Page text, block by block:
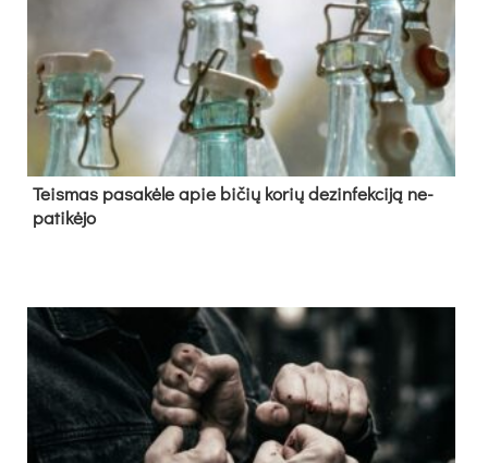
Teis­mas pa­sa­kė­le apie bi­čių ko­rių de­zin­fek­ci­ją ne­
pa­ti­kė­jo